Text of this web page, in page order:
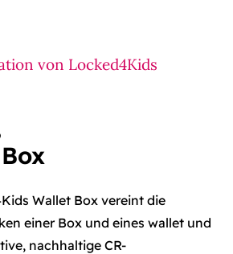
von Locked4Kids
Wallet Box vereint die
einer Box und eines wallet und
nachhaltige CR-